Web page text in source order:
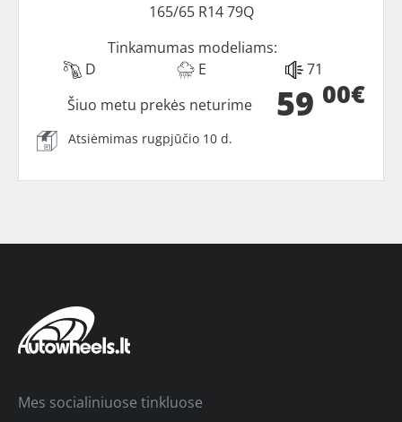
165/65 R14 79Q
Tinkamumas modeliams:
D
E 71
59 00€
Šiuo metu prekės neturime
Atsiėmimas rugpjūčio 10 d.
Mes socialiniuose tinkluose